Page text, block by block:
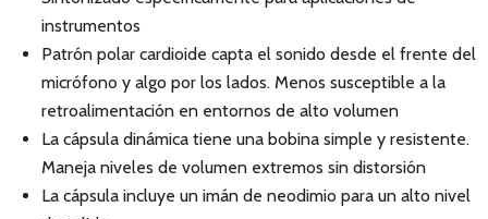
instrumentos
Patrón polar cardioide capta el sonido desde el frente del
micrófono y algo por los lados. Menos susceptible a la
retroalimentación en entornos de alto volumen
La cápsula dinámica tiene una bobina simple y resistente.
Maneja niveles de volumen extremos sin distorsión
La cápsula incluye un imán de neodimio para un alto nivel